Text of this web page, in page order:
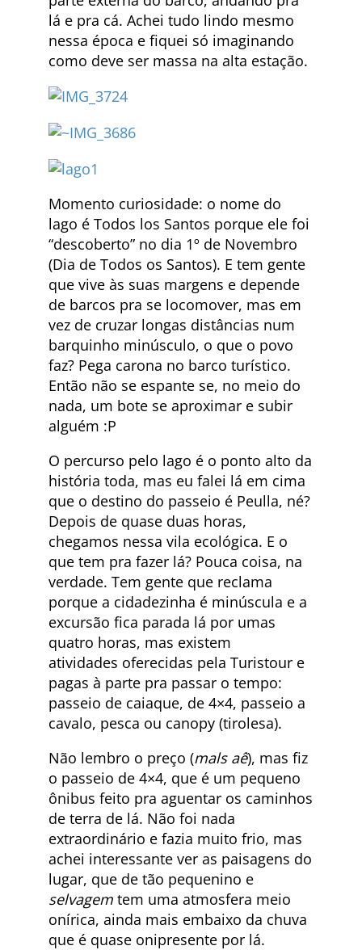
lá e pra cá. Achei tudo lindo mesmo
nessa época e fiquei só imaginando
como deve ser massa na alta estação.
Momento curiosidade: o nome do
lago é Todos los Santos porque ele foi
“descoberto” no dia 1º de Novembro
(Dia de Todos os Santos). E tem gente
que vive às suas margens e depende
de barcos pra se locomover, mas em
vez de cruzar longas distâncias num
barquinho minúsculo, o que o povo
faz? Pega carona no barco turístico.
Então não se espante se, no meio do
nada, um bote se aproximar e subir
alguém :P
O percurso pelo lago é o ponto alto da
história toda, mas eu falei lá em cima
que o destino do passeio é Peulla, né?
Depois de quase duas horas,
chegamos nessa vila ecológica. E o
que tem pra fazer lá? Pouca coisa, na
verdade. Tem gente que reclama
porque a cidadezinha é minúscula e a
excursão fica parada lá por umas
quatro horas, mas existem
atividades oferecidas pela Turistour e
pagas à parte pra passar o tempo:
passeio de caiaque, de 4×4, passeio a
cavalo, pesca ou canopy (tirolesa).
Não lembro o preço (mals aê), mas fiz
o passeio de 4×4, que é um pequeno
ônibus feito pra aguentar os caminhos
de terra de lá. Não foi nada
extraordinário e fazia muito frio, mas
achei interessante ver as paisagens do
lugar, que de tão pequenino e
selvagem tem uma atmosfera meio
onírica, ainda mais embaixo da chuva
que é quase onipresente por lá.